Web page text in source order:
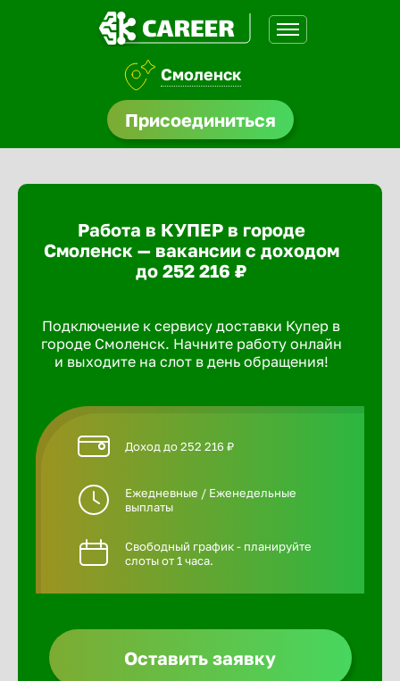
Смоленск
Присоединиться
Работа в КУПЕР в городе
Смоленск — вакансии с доходом
до 252 216 ₽
Подключение к сервису доставки Купер в
городе Смоленск. Начните работу онлайн
и выходите на слот в день обращения!
Доход до 252 216 ₽
Ежедневные / Еженедельные
выплаты
Свободный график - планируйте
слоты от 1 часа.
Оставить заявку